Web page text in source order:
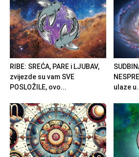
RIBE: SREĆA, PARE i LJUBAV,
zvijezde su vam SVE
POSLOŽILE, ovo...
ulaze